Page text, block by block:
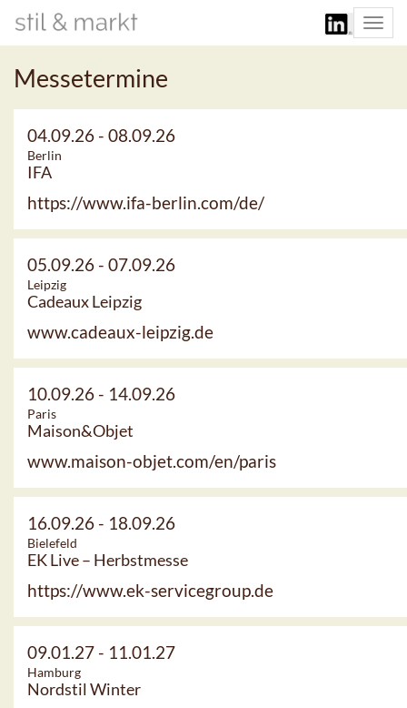
Messetermine
04.09.26 - 08.09.26
Berlin
IFA
https://www.ifa-berlin.com/de/
05.09.26 - 07.09.26
Leipzig
Cadeaux Leipzig
www.cadeaux-leipzig.de
10.09.26 - 14.09.26
Paris
Maison&Objet
www.maison-objet.com/en/paris
16.09.26 - 18.09.26
Bielefeld
EK Live – Herbstmesse
https://www.ek-servicegroup.de
09.01.27 - 11.01.27
Hamburg
Nordstil Winter